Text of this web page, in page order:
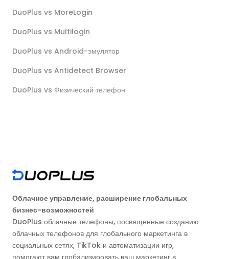
DuoPlus vs MoreLogin
DuoPlus vs Multilogin
DuoPlus vs Android-эмулятор
DuoPlus vs Antidetect Browser
DuoPlus vs Физический телефон
Облачное управление, расширение глобальных
бизнес-возможностей
DuoPlus облачные телефоны, посвященные созданию
облачных телефонов для глобального маркетинга в
социальных сетях, TikTok и автоматизации игр,
помогают вам глобализировать ваш маркетинг в